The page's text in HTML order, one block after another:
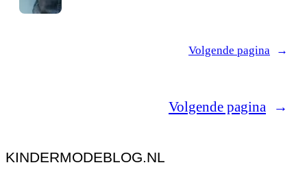
Volgende pagina →
Volgende pagina →
KINDERMODEBLOG.NL